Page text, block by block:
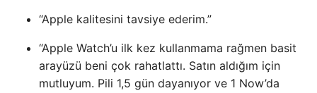
“Apple kalitesini tavsiye ederim.”
“Apple Watch’u ilk kez kullanmama rağmen basit
arayüzü beni çok rahatlattı. Satın aldığım için
mutluyum. Pili 1,5 gün dayanıyor ve 1 Now’da